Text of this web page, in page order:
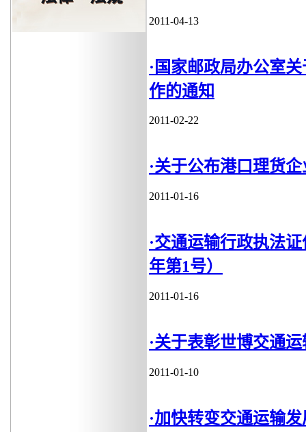
2011-04-13
·国家邮政局办公室
作的通知
2011-02-22
·关于公布港口理货
2011-01-16
·交通运输行政执法
年第1号）
2011-01-16
·关于表彰世博交通
2011-01-10
·加快转变交通运输